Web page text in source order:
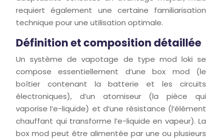
requiert également une certaine familiarisation
technique pour une utilisation optimale.
Définition et composition détaillée
Un système de vapotage de type mod loki se
compose essentiellement d’une box mod (le
boîtier contenant la batterie et les circuits
électroniques), d’un atomiseur (la pièce qui
vaporise l’e-liquide) et d’une résistance (l’élément
chauffant qui transforme l’e-liquide en vapeur). La
box mod peut être alimentée par une ou plusieurs